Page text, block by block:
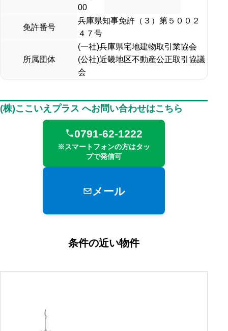
00
免許番号
兵庫県知事免許（３）第５００２
４７号
所属団体
(一社)兵庫県宅地建物取引業協会
(公社)近畿地区不動産公正取引協議
会
(株)ここいえプラス へお問い合わせはこちら
0791-62-1222
※スマートフォンの方はタッ
プで発信可
メール
条件の近い物件